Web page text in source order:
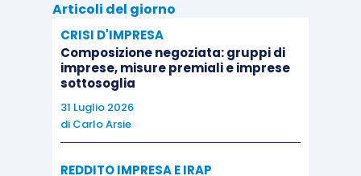
c)le azioni, le quote o gli strumenti finanziari
aventi i suindicati diritti patrimoniali rafforzati
sono detenuti dai dipendenti e amministratori
al presente comma o, in caso di decesso, dai loro
eredi, per un periodo non inferiore a 5 anni o, se
precedente al decorso di tale periodo quinquennale,
Articoli del giorno
CRISI D'IMPRESA
Composizione negoziata: gruppi di
imprese, misure premiali e imprese
sottosoglia
31 Luglio 2026
di Carlo Arsie
REDDITO IMPRESA E IRAP